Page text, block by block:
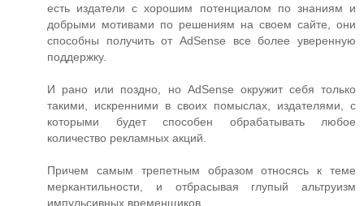
есть издатели с хорошим потенциалом по знаниям и
добрыми мотивами по решениям на своем сайте, они
способны получить от AdSense все более уверенную
поддержку.
И рано или поздно, но AdSense окружит себя только
такими, искренними в своих помыслах, издателями, с
которыми будет способен обрабатывать любое
количество рекламных акций.
Причем самым трепетным образом относясь к теме
меркантильности, и отбрасывая глупый альтруизм
импульсивных временщиков.